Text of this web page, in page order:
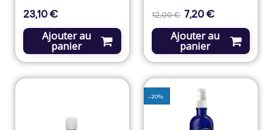
Prix
23,10 €
Ajouter au
panier
Prix
base
12,00 € Prix
7,20 €
Ajouter au
panier
-20%